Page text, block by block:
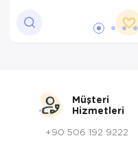
Müşteri
Hizmetleri
+90 506 192 9222